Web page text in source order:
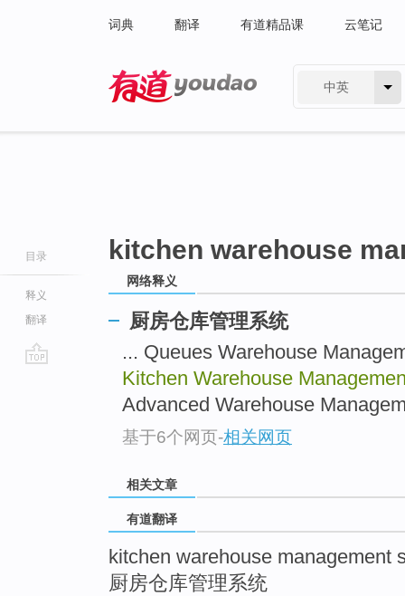
词典 翻译 有道精品课 云笔记
中英
目录
释义
翻译
kitchen warehouse
网络释义
厨房仓库管理系统
... Queues Warehouse
Kitchen Warehouse
Advanced Warehouse
基于6个网页-相关网页
相关文章
有道翻译
kitchen warehouse management
厨房仓库管理系统